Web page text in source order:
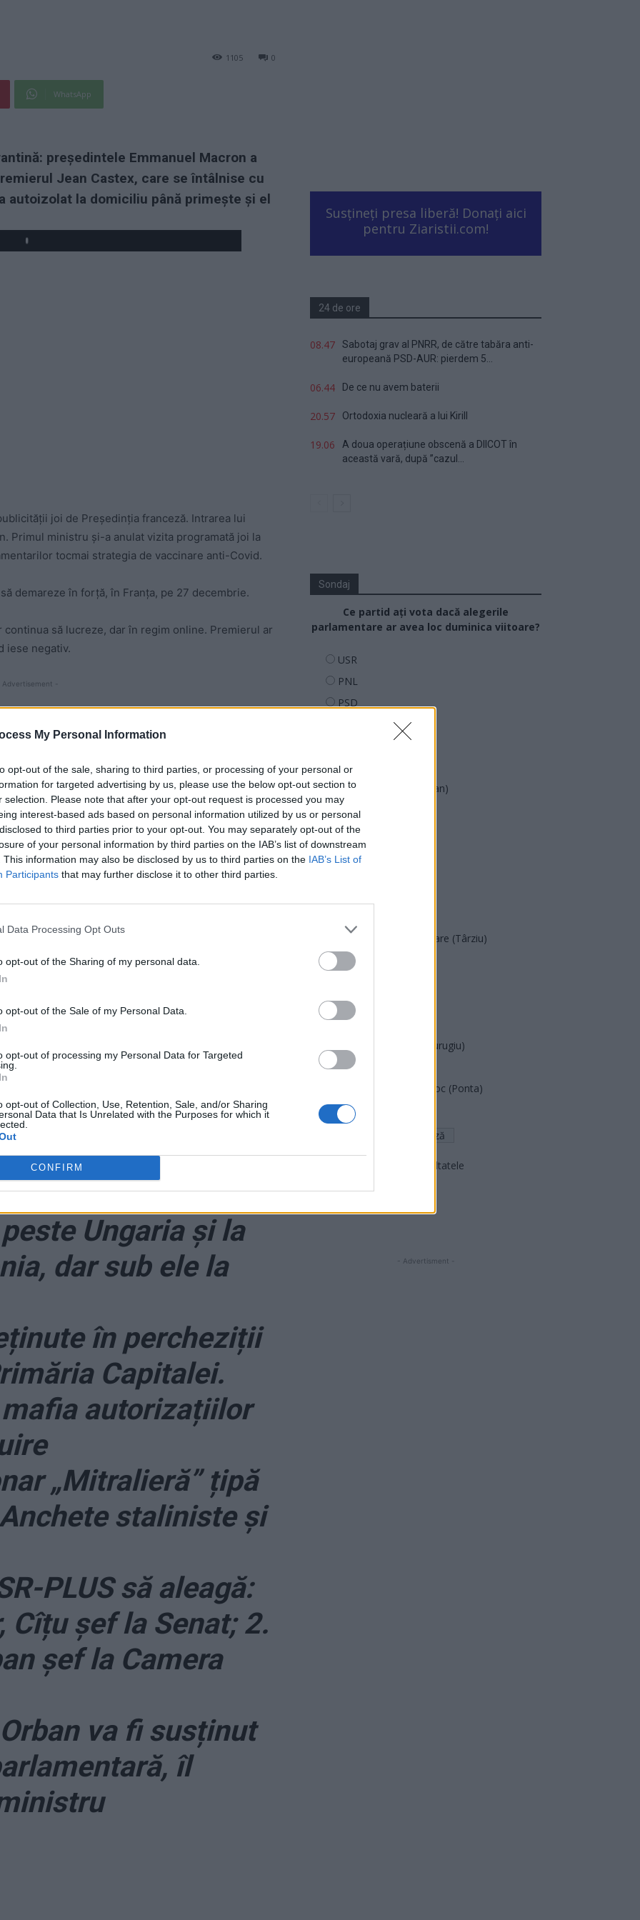
My Personal Information
opt-out of the sale, sharing to third parties, or processing of your personal or
for targeted advertising by us, please use the below opt-out section to
selection. Please note that after your opt-out request is processed you may
interest-based ads based on personal information utilized by us or personal
to third parties prior to your opt-out. You may separately opt-out of the
of your personal information by third parties on the IAB’s list of downstream
This information may also be disclosed by us to third parties on the IAB’s List of
Participants that may further disclose it to other third parties.
Data Processing Opt Outs
opt-out of the Sharing of my personal data.
opt-out of the Sale of my Personal Data.
opt-out of processing my Personal Data for Targeted
opt-out of Collection, Use, Retention, Sale, and/or Sharing
Data that Is Unrelated with the Purposes for which it
CONFIRM
0
1105
WhatsApp
președintele Emmanuel Macron a
Jean Castex, care se întâlnise cu
la domiciliu până primește și el
joi de Președinția franceză. Intrarea lui
Primul ministru și-a anulat vizita programată joi la
tocmai strategia de vaccinare anti-Covid.
demareze în forță, în Franța, pe 27 decembrie.
să lucreze, dar în regim online. Premierul ar
iese negativ.
Advertisement -
ce a prezentat simptome suspecte. Va sta izolat
șeful statului francez, atât timp cât măsurile de
riguroase. Castex are 55 de ani.
Puteri din Consiliul Permanent de Securitate
Trump (președintele SUA la momentul
Marii Britanii).
o
depășește deja 7
pe cap de
Ungaria și la
dar sub ele la
în percheziții
Capitalei.
autorizațiilor
„Mitralieră” țipă
staliniste și
PLUS să aleagă:
Cîțu șef la Senat; 2.
șef la Camera
va fi susținut
îl
Susțineți presa liberă! Donați aici
pentru Ziaristii.com!
24 de ore
08.47
Sabotaj grav al PNRR, de către tabăra anti-
europeană PSD-AUR: pierdem 5...
06.44 De ce nu avem baterii
20.57 Ortodoxia nucleară a lui Kirill
19.06
A doua operațiune obscenă a DIICOT în
această vară, după ”cazul...
Sondaj
Ce partid ați vota dacă alegerile
parlamentare ar avea loc duminica viitoare?
USR
PNL
PSD
PMP (Tomac)
Forța Dreptei (L. Orban)
PNȚMM
REPER
SENS
Acțiunea Conservatoare (Târziu)
PDF (Lazarus)
PNȚCD (Pavelescu)
PNCR (Terheș)
Partidul Patrioților (Surugiu)
FAR (Coarnă)
România pe Primul Loc (Ponta)
Altul
Arată rezultatele
- Advertisment -